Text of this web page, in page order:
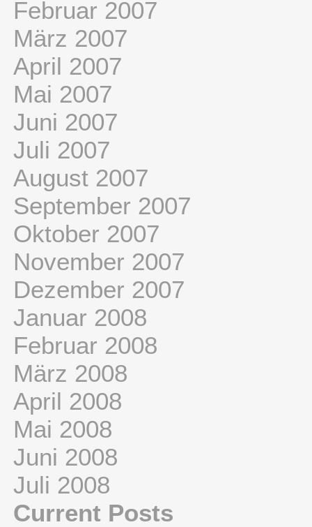
Februar 2007
März 2007
April 2007
Mai 2007
Juni 2007
Juli 2007
August 2007
September 2007
Oktober 2007
November 2007
Dezember 2007
Januar 2008
Februar 2008
März 2008
April 2008
Mai 2008
Juni 2008
Juli 2008
Current Posts